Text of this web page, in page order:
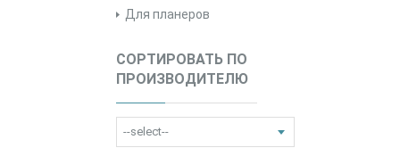
Для планеров
СОРТИРОВАТЬ ПО
ПРОИЗВОДИТЕЛЮ